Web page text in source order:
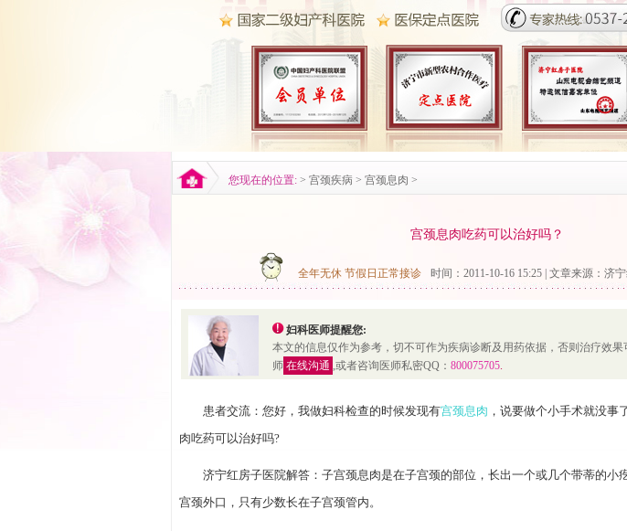
您现在的位置: > 宫颈疾病 > 宫颈息肉 >
宫颈息肉吃药可以治好吗？
全年无休 节假日正常接诊 时间：2011-10-16 15:25 | 文章来源： 济
妇科医师提醒您:
本文的信息仅作为参考，切不可作为疾病诊断及用药依据，否则治疗效
师 在线沟通 ,或者咨询医师私密QQ： 800075705.
患者交流：您好，我做妇科检查的时候发现有宫颈息肉 ，说要做个小手术就没事
肉吃药可以治好吗?
济宁红房子医院解答：子宫颈息肉是在子宫颈的部位，长出一个或几个带蒂的小
宫颈外口，只有少数长在子宫颈管内。